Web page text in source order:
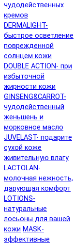
чудодейственных
кремов
DERMALIGHT-
быстрое осветление
поврежденной
солнцем кожи
DOUBLE ACTION- при
избыточной
жирности кожи
GINSENG&CARROT-
чудодейственный
женьшень и
морковное масло
JUVELAST- подарите
сухой коже
живительную влагу
LACTOLAN-
молочная нежность,
дарующая комфорт
LOTIONS-
натуральные
лосьоны для вашей
кожи MASK-
эффективные